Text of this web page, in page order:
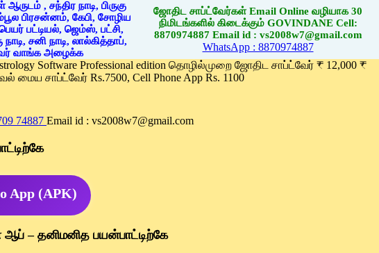
ஜோதிட சாப்ட்வேர்கள் Email Online வழியாக 30
நிமிடங்களில் கிடைக்கும் GOVINDANE Cell:
8870974887 Email id : vs2008w7@gmail.com
WhatsApp : 8870974887
Software Professional edition தொழில்முறை ஜோதிட சாப்ட்வேர் ₹ 12,000 ₹
மைய சாப்ட்வேர் Rs.7500, Cell Phone App Rs. 1100
74887 Email id : vs2008w7@gmail.com
App (APK)
ஆப் – தனிமனித பயன்பாட்டிற்கே